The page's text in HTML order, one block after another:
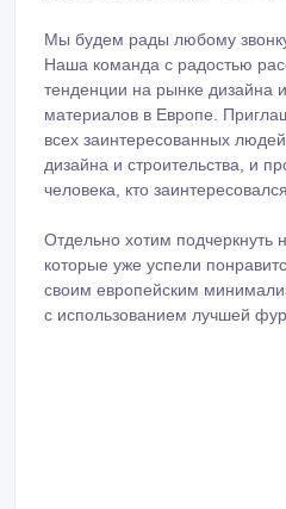
Мы будем рады любому
Наша команда с радостью
тенденции на рынке дизайна
материалов в Европе.
всех заинтересованных
дизайна и строительства, и
человека, кто
Отдельно хотим подчеркнуть
которые уже успели
своим европейским
с использованием лучшей